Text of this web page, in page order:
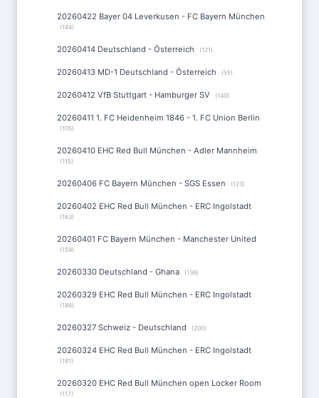
20260422 Bayer 04 Leverkusen - FC Bayern München
(144)
20260414 Deutschland - Österreich (121)
20260413 MD-1 Deutschland - Österreich (55)
20260412 VfB Stuttgart - Hamburger SV (140)
20260411 1. FC Heidenheim 1846 - 1. FC Union Berlin
(105)
20260410 EHC Red Bull München - Adler Mannheim
(115)
20260406 FC Bayern München - SGS Essen (123)
20260402 EHC Red Bull München - ERC Ingolstadt
(163)
20260401 FC Bayern München - Manchester United
(159)
20260330 Deutschland - Ghana (136)
20260329 EHC Red Bull München - ERC Ingolstadt
(186)
20260327 Schweiz - Deutschland (200)
20260324 EHC Red Bull München - ERC Ingolstadt
(181)
20260320 EHC Red Bull München open Locker Room
(117)